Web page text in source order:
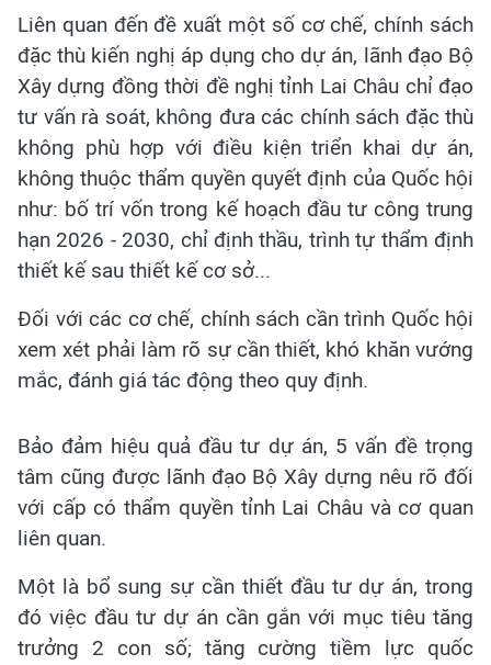
Liên quan đến đề xuất một số cơ chế, chính sách
đặc thù kiến nghị áp dụng cho dự án, lãnh đạo Bộ
Xây dựng đồng thời đề nghị tỉnh Lai Châu chỉ đạo
tư vấn rà soát, không đưa các chính sách đặc thù
không phù hợp với điều kiện triển khai dự án,
không thuộc thẩm quyền quyết định của Quốc hội
như: bố trí vốn trong kế hoạch đầu tư công trung
hạn 2026 - 2030, chỉ định thầu, trình tự thẩm định
thiết kế sau thiết kế cơ sở...
Đối với các cơ chế, chính sách cần trình Quốc hội
xem xét phải làm rõ sự cần thiết, khó khăn vướng
mắc, đánh giá tác động theo quy định.
Bảo đảm hiệu quả đầu tư dự án, 5 vấn đề trọng
tâm cũng được lãnh đạo Bộ Xây dựng nêu rõ đối
với cấp có thẩm quyền tỉnh Lai Châu và cơ quan
liên quan.
Một là bổ sung sự cần thiết đầu tư dự án, trong
đó việc đầu tư dự án cần gắn với mục tiêu tăng
trưởng 2 con số; tăng cường tiềm lực quốc